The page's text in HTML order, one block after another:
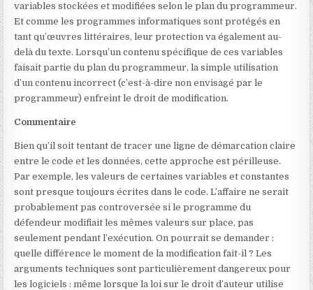
variables stockées et modifiées selon le plan du programmeur.
Et comme les programmes informatiques sont protégés en
tant qu’œuvres littéraires, leur protection va également au-
delà du texte. Lorsqu’un contenu spécifique de ces variables
faisait partie du plan du programmeur, la simple utilisation
d’un contenu incorrect (c’est-à-dire non envisagé par le
programmeur) enfreint le droit de modification.
Commentaire
Bien qu’il soit tentant de tracer une ligne de démarcation claire
entre le code et les données, cette approche est périlleuse.
Par exemple, les valeurs de certaines variables et constantes
sont presque toujours écrites dans le code. L’affaire ne serait
probablement pas controversée si le programme du
défendeur modifiait les mêmes valeurs sur place, pas
seulement pendant l’exécution. On pourrait se demander :
quelle différence le moment de la modification fait-il ? Les
arguments techniques sont particulièrement dangereux pour
les logiciels : même lorsque la loi sur le droit d’auteur utilise